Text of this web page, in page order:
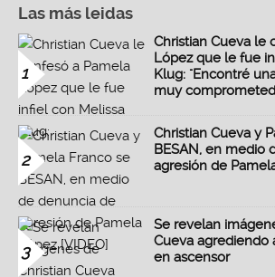
Las más leidas
1
Christian Cueva le
López que le fue
Klug: "Encontré
muy
2
Christian Cueva y
BESAN, en medio
agresión de
3
Se revelan
Cueva agrediendo
en ascensor